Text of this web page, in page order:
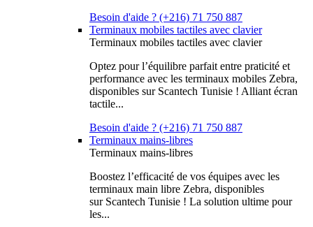
Besoin d'aide ? (+216) 71 750 887
Terminaux mobiles tactiles avec clavier
Terminaux mobiles tactiles avec clavier
Optez pour l’équilibre parfait entre praticité et
performance avec les terminaux mobiles Zebra,
disponibles sur Scantech Tunisie ! Alliant écran
tactile...
Besoin d'aide ? (+216) 71 750 887
Terminaux mains-libres
Terminaux mains-libres
Boostez l’efficacité de vos équipes avec les
terminaux main libre Zebra, disponibles
sur Scantech Tunisie ! La solution ultime pour
les...